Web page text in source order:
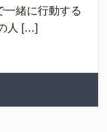
一緒に行動する
人 […]